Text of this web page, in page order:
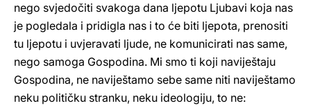
nego svjedočiti svakoga dana ljepotu Ljubavi koja nas
je pogledala i pridigla nas i to će biti ljepota, prenositi
tu ljepotu i uvjeravati ljude, ne komunicirati nas same,
nego samoga Gospodina. Mi smo ti koji naviještaju
Gospodina, ne naviještamo sebe same niti naviještamo
neku političku stranku, neku ideologiju, to ne: